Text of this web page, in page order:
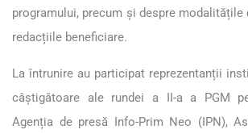
programului, precum și despre
redacțiile beneficiare.
La întrunire au participat reprezentanții
câștigătoare ale rundei a II-a a PGM
Agenția de presă Info-Prim Neo (IPN),